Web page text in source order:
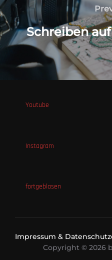
Schreiben auf
Youtube
Instagram
fortgeblasen
Impressum &
Copyright © 2026